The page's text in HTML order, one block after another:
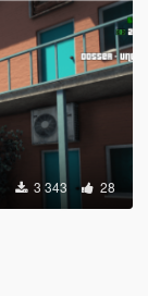
3 343 28